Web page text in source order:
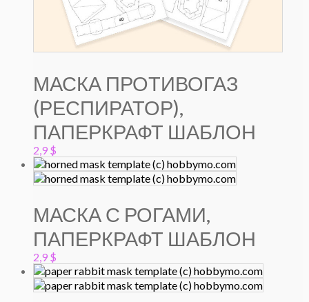
МАСКА ПРОТИВОГАЗ
(РЕСПИРАТОР),
ПАПЕРКРАФТ ШАБЛОН
2,9 $
МАСКА С РОГАМИ,
ПАПЕРКРАФТ ШАБЛОН
2,9 $